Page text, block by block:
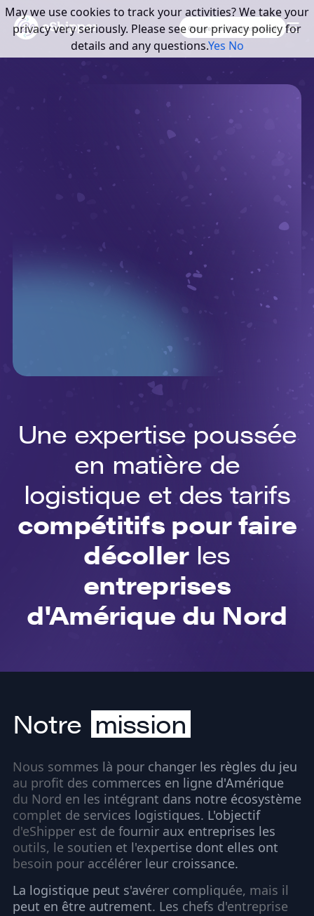
Obtenez un devis instantané
Une expertise poussée
en matière de
logistique et des tarifs
compétitifs pour faire
décollerles
entreprises
d'Amérique du Nord
Notre mission
Nous sommes là pour changer les règles du jeu
au profit des commerces en ligne d'Amérique
du Nord en les intégrant dans notre écosystème
complet de services logistiques. L'objectif
d'eShipper est de fournir aux entreprises les
outils, le soutien et l'expertise dont elles ont
besoin pour accélérer leur croissance.
La logistique peut s'avérer compliquée, mais il
peut en être autrement. Les chefs d'entreprise
May we use cookies to track your activities? We take your
privacy very seriously. Please see our privacy policy for
details and any questions.Yes No